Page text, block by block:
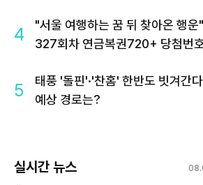
4
"서울 여행하는 꿈 뒤 찾아온 행
327회차 연금복권720+ 당첨번
5
태풍 '돌핀'·'찬홈' 한반도 빗겨간
예상 경로는?
실시간 뉴스